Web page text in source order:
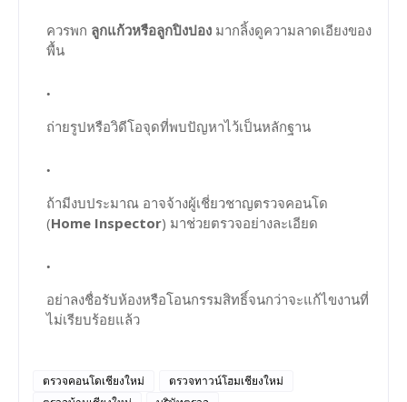
ควรพก ลูกแก้วหรือลูกปิงปอง มากลิ้งดูความลาดเอียงของ
พื้น
ถ่ายรูปหรือวิดีโอจุดที่พบปัญหาไว้เป็นหลักฐาน
ถ้ามีงบประมาณ อาจจ้างผู้เชี่ยวชาญตรวจคอนโด
(Home Inspector) มาช่วยตรวจอย่างละเอียด
อย่าลงชื่อรับห้องหรือโอนกรรมสิทธิ์จนกว่าจะแก้ไขงานที่
ไม่เรียบร้อยแล้ว
ตรวจคอนโดเชียงใหม่
ตรวจทาวน์โฮมเชียงใหม่